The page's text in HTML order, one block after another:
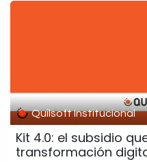
Quilsoft Institucional
Kit 4.0: el subsidio
transformación